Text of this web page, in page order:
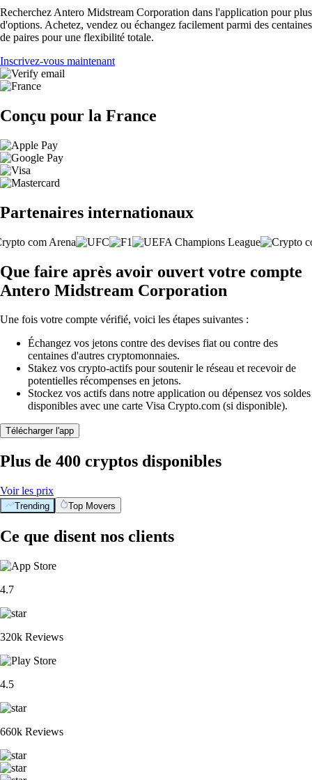
Recherchez Antero Midstream Corporation dans l'application pour plus
d'options. Achetez, vendez ou échangez facilement parmi des centaines
de paires pour une flexibilité totale.
Inscrivez-vous maintenant
Conçu pour la France
Partenaires internationaux
Que faire après avoir ouvert votre compte
Antero Midstream Corporation
Une fois votre compte vérifié, voici les étapes suivantes :
Échangez vos jetons contre des devises fiat ou contre des
centaines d'autres cryptomonnaies.
Stakez vos crypto-actifs pour soutenir le réseau et recevoir de
potentielles récompenses en jetons.
Stockez vos actifs dans notre application ou dépensez vos soldes
disponibles avec une carte Visa Crypto.com (si disponible).
Télécharger l'app
Plus de 400 cryptos disponibles
Voir les prix
Trending Top Movers
Ce que disent nos clients
4.7
320k Reviews
4.5
660k Reviews